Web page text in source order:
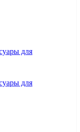
для
для